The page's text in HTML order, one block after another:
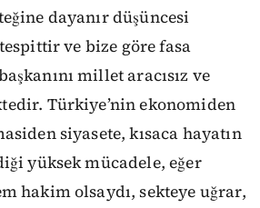
dayanır düşüncesi
ve bize göre fasa
millet aracısız ve
Türkiye’nin ekonomiden
siyasete, kısaca hayatın
yüksek mücadele, eğer
hakim olsaydı, sekteye uğrar,